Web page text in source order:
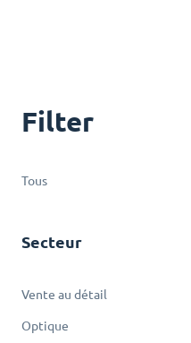
Filter
Tous
Secteur
Vente au détail
Optique